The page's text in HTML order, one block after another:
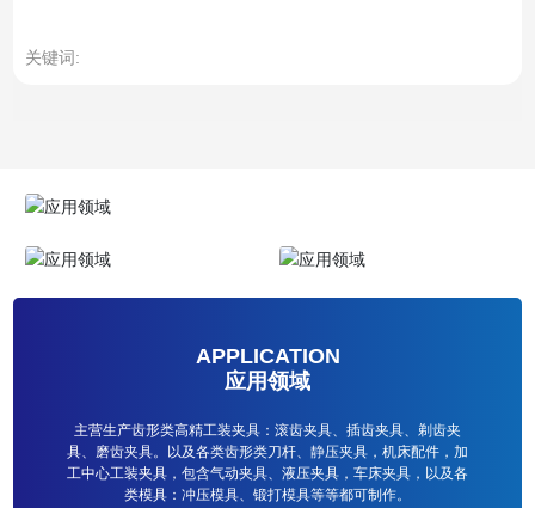
关键词:
APPLICATION
应用领域
主营生产齿形类高精工装夹具：滚齿夹具、插齿夹具、剃齿夹
具、磨齿夹具。以及各类齿形类刀杆、静压夹具，机床配件，加
工中心工装夹具，包含气动夹具、液压夹具，车床夹具，以及各
类模具：冲压模具、锻打模具等等都可制作。